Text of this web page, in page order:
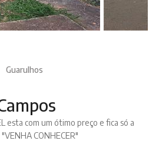
Guarulhos
esta com um ótimo preço e fica só a
CONHECER"